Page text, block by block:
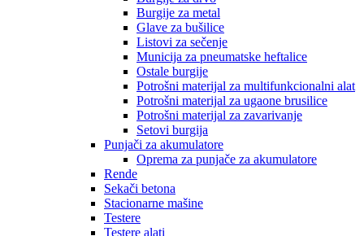
Burgije za metal
Glave za bušilice
Listovi za sečenje
Municija za pneumatske heftalice
Ostale burgije
Potrošni materijal za multifunkcionalni alat
Potrošni materijal za ugaone brusilice
Potrošni materijal za zavarivanje
Setovi burgija
Punjači za akumulatore
Oprema za punjače za akumulatore
Rende
Sekači betona
Stacionarne mašine
Testere
Testere alati